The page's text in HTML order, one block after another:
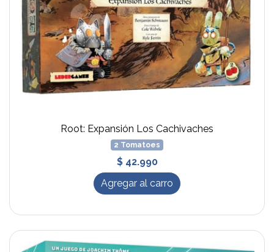
Root: Expansión Los Cachivaches
2 Tomatoes
$ 42.990
Agregar al carro